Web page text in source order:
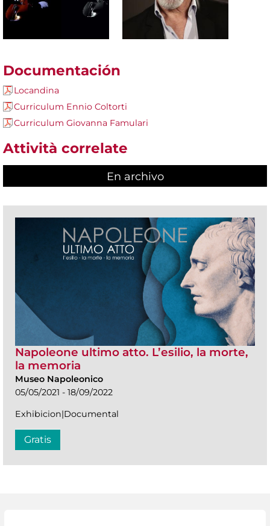
Documentación
Locandina
Curriculum Ennio Coltorti
Curriculum Giovanna Famulari
Attività correlate
En archivo
Napoleone ultimo atto. L’esilio, la morte,
la memoria
Museo Napoleonico
05/05/2021 - 18/09/2022
Exhibicion|Documental
Gratis